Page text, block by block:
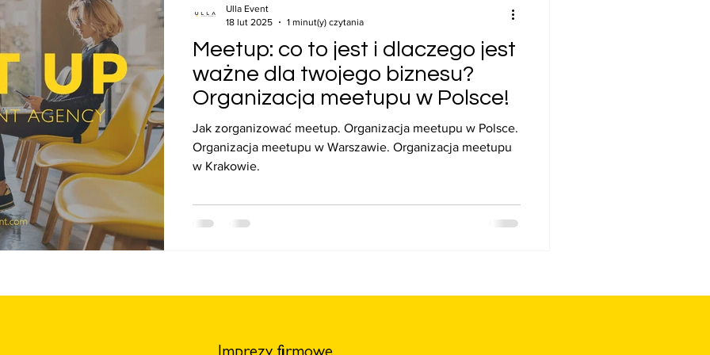
Meetup: co to jest i dlaczego jest
ważne dla twojego biznesu?
Organizacja meetupu w Polsce!
Jak zorganizować meetup. Organizacja meetupu w Polsce.
Organizacja meetupu w Warszawie. Organizacja meetupu
w Krakowie.
Ulla Event
18 lut 2025
1 minut(y) czytania